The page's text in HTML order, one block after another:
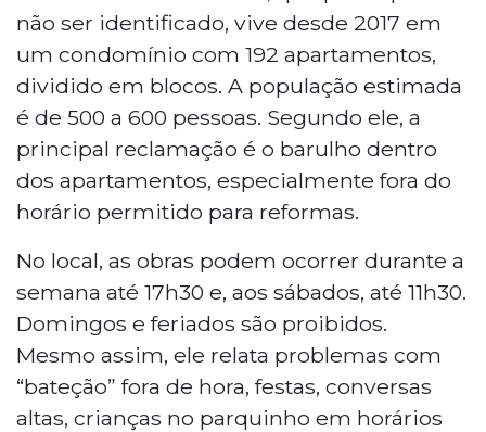
não ser identificado, vive desde 2017 em
um condomínio com 192 apartamentos,
dividido em blocos. A população estimada
é de 500 a 600 pessoas. Segundo ele, a
principal reclamação é o barulho dentro
dos apartamentos, especialmente fora do
horário permitido para reformas.
No local, as obras podem ocorrer durante a
semana até 17h30 e, aos sábados, até 11h30.
Domingos e feriados são proibidos.
Mesmo assim, ele relata problemas com
“bateção” fora de hora, festas, conversas
altas, crianças no parquinho em horários